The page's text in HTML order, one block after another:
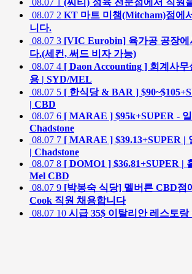
08.07 1 (씨티) 정육 전문점에서 직원
08.07 2 KT 마트 미챔(Mitcham)점에
니다.
08.07 3 [VIC Eurobin] 육가공 공장에
다.(세컨, 써드 비자 가능)
08.07 4 [ Daon Accounting ] 회계사무
용 | SYD/MEL
08.07 5 [ 한식당 & BAR ]
| CBD
08.07 6 [ MARAE ] $95k+SUPER -
Chadstone
08.07 7 [ MARAE ] $39.13+SUPER |
| Chadstone
08.07 8 [ DOMO1 ] $36.81+SUPER |
Mel CBD
08.07 9 [박봉숙 식당] 멜버른 CBD점
Cook 직원 채용합니다
08.07 10 시급 35$ 이탈리안 레스토